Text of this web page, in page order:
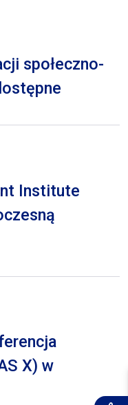
społeczno-
Institute
X) w